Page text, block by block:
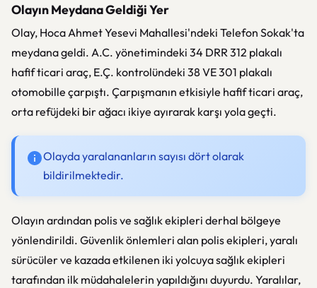
Olayın Meydana Geldiği Yer
Olay, Hoca Ahmet Yesevi Mahallesi'ndeki Telefon Sokak'ta
meydana geldi. A.C. yönetimindeki 34 DRR 312 plakalı
hafif ticari araç, E.Ç. kontrolündeki 38 VE 301 plakalı
otomobille çarpıştı. Çarpışmanın etkisiyle hafif ticari araç,
orta refüjdeki bir ağacı ikiye ayırarak karşı yola geçti.
Olayda yaralananların sayısı dört olarak
bildirilmektedir.
Olayın ardından polis ve sağlık ekipleri derhal bölgeye
yönlendirildi. Güvenlik önlemleri alan polis ekipleri, yaralı
sürücüler ve kazada etkilenen iki yolcuya sağlık ekipleri
tarafından ilk müdahalelerin yapıldığını duyurdu. Yaralılar,